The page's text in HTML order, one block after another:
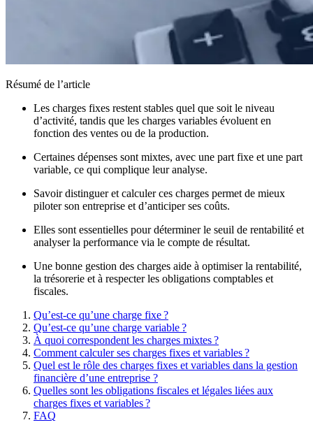
Résumé de l’article
Les charges fixes restent stables quel que soit le niveau
d’activité, tandis que les charges variables évoluent en
fonction des ventes ou de la production.
Certaines dépenses sont mixtes, avec une part fixe et une part
variable, ce qui complique leur analyse.
Savoir distinguer et calculer ces charges permet de mieux
piloter son entreprise et d’anticiper ses coûts.
Elles sont essentielles pour déterminer le seuil de rentabilité et
analyser la performance via le compte de résultat.
Une bonne gestion des charges aide à optimiser la rentabilité,
la trésorerie et à respecter les obligations comptables et
fiscales.
Qu’est-ce qu’une charge fixe ?
Qu’est-ce qu’une charge variable ?
À quoi correspondent les charges mixtes ?
Comment calculer ses charges fixes et variables ?
Quel est le rôle des charges fixes et variables dans la gestion
financière d’une entreprise ?
Quelles sont les obligations fiscales et légales liées aux
charges fixes et variables ?
FAQ